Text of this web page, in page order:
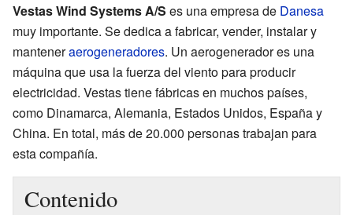
Vestas Wind Systems A/S es una empresa de Danesa
muy importante. Se dedica a fabricar, vender, instalar y
manteneraerogeneradores. Un aerogenerador es una
máquina que usa la fuerza del viento para producir
electricidad. Vestas tiene fábricas en muchos países,
como Dinamarca, Alemania, Estados Unidos, España y
China. En total, más de 20.000 personas trabajan para
esta compañía.
Contenido